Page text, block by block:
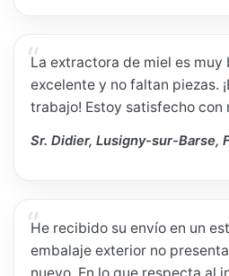
La extractora de miel es
excelente y no faltan piezas.
trabajo! Estoy satisfecho con
Sr. Didier, Lusigny-sur-Barse,
He recibido su envío en un
embalaje exterior no
nuevo. En lo que respecta al